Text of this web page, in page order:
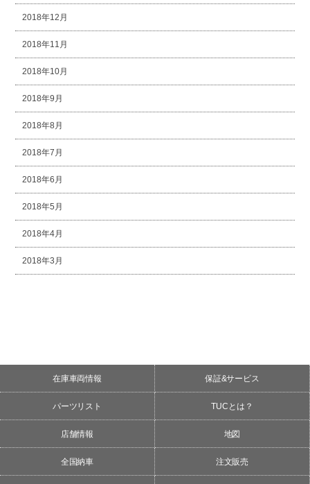
2018年12月
2018年11月
2018年10月
2018年9月
2018年8月
2018年7月
2018年6月
2018年5月
2018年4月
2018年3月
在庫車両情報 保証&サービス
パーツリスト TUCとは？
店舗情報 地図
全国納車 注文販売